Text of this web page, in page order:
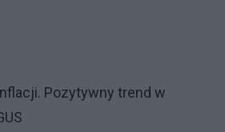
Pozytywny trend w